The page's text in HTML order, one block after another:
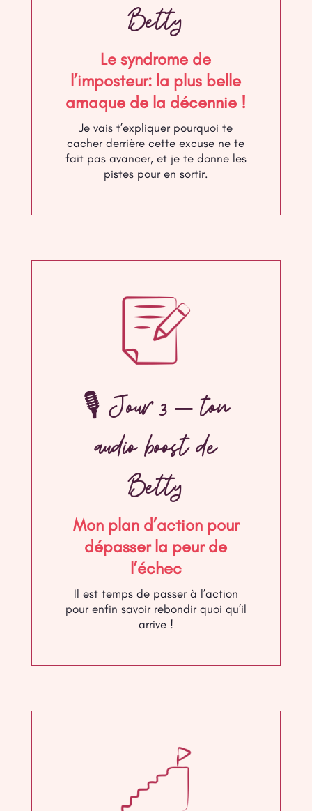
Betty
Le syndrome de
l’imposteur: la plus belle
arnaque de la décennie !
Je vais t’expliquer pourquoi te
cacher derrière cette excuse ne te
fait pas avancer, et je te donne les
pistes pour en sortir.
🎙 Jour 3 – ton
audio boost de
Betty
Mon plan d’action pour
dépasser la peur de
l’échec
Il est temps de passer à l’action
pour enfin savoir rebondir quoi qu’il
arrive !